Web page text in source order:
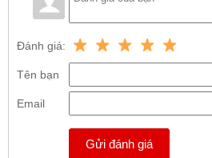
Đánh giá:
Tên bạn
Email
Gửi đánh giá